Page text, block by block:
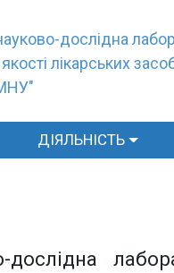
дослідна
лікарських
ДІЯЛЬНІСТЬ